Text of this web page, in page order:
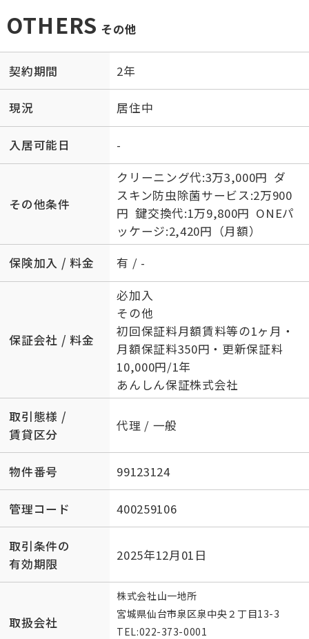
OTHERS その他
契約期間 2年
現況 居住中
入居可能日 -
その他条件
クリーニング代:3万3,000円 ダ
スキン防虫除菌サービス:2万900
円 鍵交換代:1万9,800円 ONEパ
ッケージ:2,420円（月額）
保険加入 / 料金
有 / -
保証会社 / 料金
必加入
その他
初回保証料月額賃料等の1ヶ月・
月額保証料350円・更新保証料
10,000円/1年
あんしん保証株式会社
取引態様 /
賃貸区分
代理 / 一般
物件番号 99123124
管理コード 400259106
取引条件の
有効期限
2025年12月01日
取扱会社
株式会社山一地所
宮城県仙台市泉区泉中央２丁目13-3
TEL:022-373-0001